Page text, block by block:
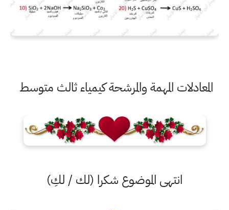
المعادلات المهمة والمرشحة كيمياء ثالث متوسط
انتهى الموضوع شكرا (لك / لكِ)